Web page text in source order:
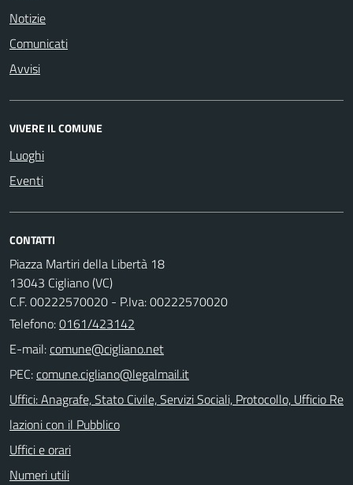
Notizie
Comunicati
Avvisi
VIVERE IL COMUNE
Luoghi
Eventi
CONTATTI
Piazza Martiri della Libertà 18
13043 Cigliano (VC)
C.F. 00222570020 - P.Iva: 00222570020
Telefono:0161/423142
E-mail:
PEC:
Uffici: Anagrafe, Stato Civile, Servizi Sociali, Protocollo, Ufficio Re
lazioni con il Pubblico
Uffici e orari
Numeri utili